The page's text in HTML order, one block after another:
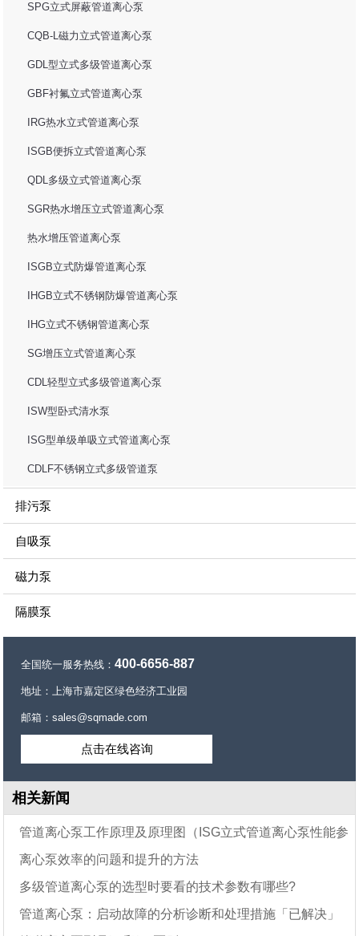
SPG立式屏蔽管道离心泵
CQB-L磁力立式管道离心泵
GDL型立式多级管道离心泵
GBF衬氟立式管道离心泵
IRG热水立式管道离心泵
ISGB便拆立式管道离心泵
QDL多级立式管道离心泵
SGR热水增压立式管道离心泵
热水增压管道离心泵
ISGB立式防爆管道离心泵
IHGB立式不锈钢防爆管道离心泵
IHG立式不锈钢管道离心泵
SG增压立式管道离心泵
CDL轻型立式多级管道离心泵
ISW型卧式清水泵
ISG型单级单吸立式管道离心泵
CDLF不锈钢立式多级管道泵
排污泵
自吸泵
磁力泵
隔膜泵
全国统一服务热线：400-6656-887
地址：上海市嘉定区绿色经济工业园
邮箱：sales@sqmade.com
点击在线咨询
相关新闻
管道离心泵工作原理及原理图（ISG立式管道离心泵性能参
数选型表）
离心泵效率的问题和提升的方法
多级管道离心泵的选型时要看的技术参数有哪些?
管道离心泵：启动故障的分析诊断和处理措施「已解决」